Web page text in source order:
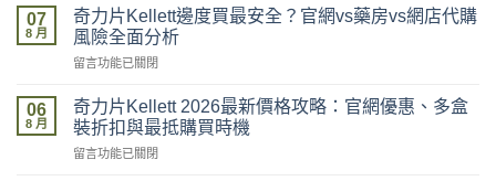
力
片
Kellett
開
到
貨
全
記
07
8 月
奇力片Kellett邊度買最安全？官網vs藥房vs網店代購
風險全面分析
在
力
片
Kellett
邊
留言功能已關閉
06
8 月
奇力片Kellett 2026最新價格攻略：官網優惠、多盒
裝折扣與最抵購買時機
在
留言功能已關閉